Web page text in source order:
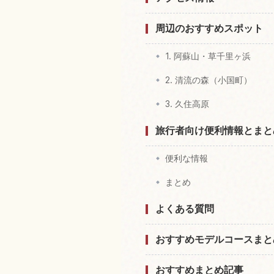
周辺のおすすめスポット
1. 阿蘇山・草千里ヶ浜
2. 清流の森（小国町）
3. 久住高原
旅行者向け便利情報とま
便利な情報
まとめ
よくある質問
おすすめモデルコースま
おすすめまとめ記事